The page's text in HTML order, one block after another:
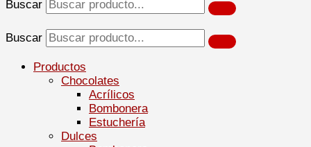
Buscar
Buscar
Productos
Chocolates
Acrílicos
Bombonera
Estuchería
Dulces